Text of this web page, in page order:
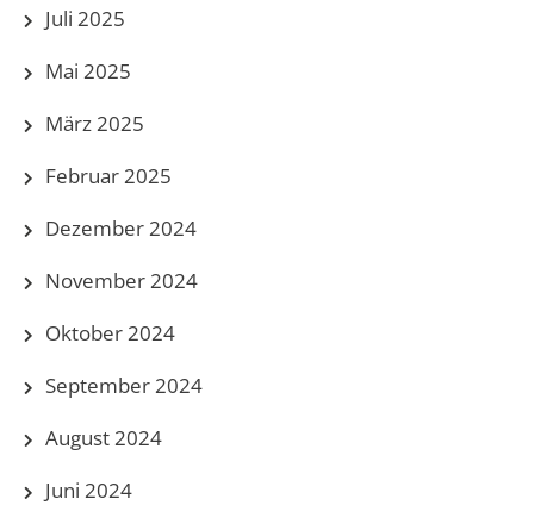
Juli 2025
Mai 2025
März 2025
Februar 2025
Dezember 2024
November 2024
Oktober 2024
September 2024
August 2024
Juni 2024